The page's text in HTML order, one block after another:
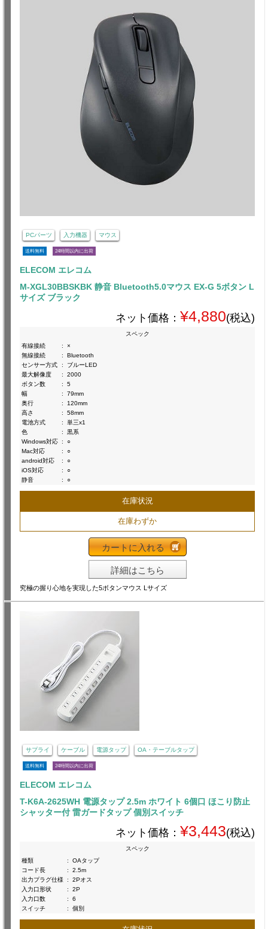
PCパーツ 入力機器 マウス
送料無料 24時間以内に出荷
ELECOM エレコム
M-XGL30BBSKBK 静音 Bluetooth5.0マウス EX-G 5ボタン L
サイズ ブラック
ネット価格： ¥4,880(税込)
スペック
有線接続
:
×
無線接続
:
Bluetooth
センサー方式
:
ブルーLED
最大解像度
:
2000
ボタン数
:
5
幅
:
79mm
奥行
:
120mm
高さ
:
58mm
電池方式
:
単三x1
色
:
黒系
Windows対応 :
○
Mac対応
:
○
android対応
:
○
iOS対応
:
○
静音
: ○
在庫状況
在庫わずか
カートに入れる
詳細はこちら
究極の握り心地を実現した5ボタンマウス Lサイズ
サプライ ケーブル 電源タップ OA・テーブルタップ
送料無料 24時間以内に出荷
ELECOM エレコム
T-K6A-2625WH 電源タップ 2.5m ホワイト 6個口 ほこり防止
シャッター付 雷ガードタップ 個別スイッチ
ネット価格： ¥3,443(税込)
スペック
種類
:
OAタップ
コード長
:
2.5m
出力プラグ仕様 :
2Pオス
入力口形状
:
2P
入力口数
:
6
スイッチ
: 個別